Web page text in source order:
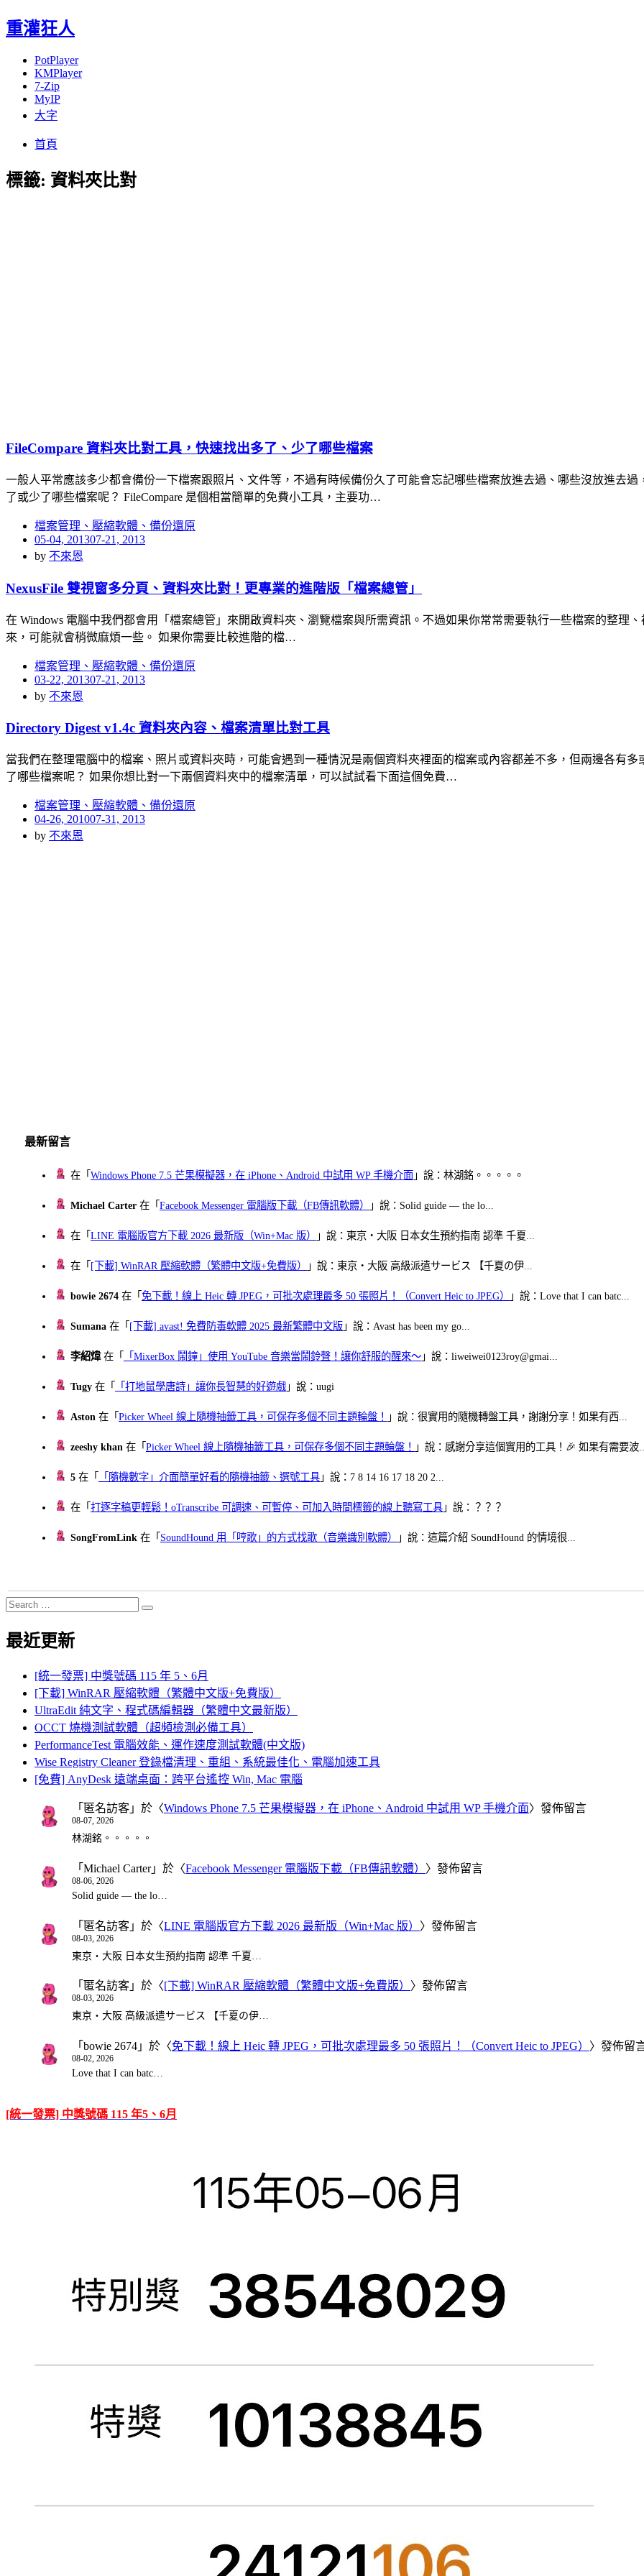
重灌狂人
PotPlayer
KMPlayer
7-Zip
MyIP
大字
首頁
標籤: 資料夾比對
FileCompare 資料夾比對工具，快速找出多了、少了哪些檔案
一般人平常應該多少都會備份一下檔案跟照片、文件等，不過有時候備份久了可能會忘記哪些檔案放進去過、哪些沒放進去
了或少了哪些檔案呢？ FileCompare 是個相當簡單的免費小工具，主要功…
檔案管理、壓縮軟體、備份還原
Posted
on
05-04, 201307-21, 2013
by 不來恩
NexusFile 雙視窗多分頁、資料夾比對！更專業的進階版「檔案總管」
在 Windows 電腦中我們都會用「檔案總管」來開啟資料夾、瀏覽檔案與所需資訊。不過如果你常常需要執行一些檔案的整理
來，可能就會稍微麻煩一些。 如果你需要比較進階的檔…
檔案管理、壓縮軟體、備份還原
Posted
on
03-22, 201307-21, 2013
by 不來恩
Directory Digest v1.4c 資料夾內容、檔案清單比對工具
當我們在整理電腦中的檔案、照片或資料夾時，可能會遇到一種情況是兩個資料夾裡面的檔案或內容都差不多，但兩邊各有
了哪些檔案呢？ 如果你想比對一下兩個資料夾中的檔案清單，可以試試看下面這個免費…
檔案管理、壓縮軟體、備份還原
Posted
on
04-26, 201007-31, 2013
by 不來恩
最新留言
在「Windows Phone 7.5 芒果模擬器，在 iPhone、Android 中試用 WP 手機介面 」說：林湖銘。。。。。
Michael Carter 在「Facebook Messenger 電腦版下載（FB傳訊軟體） 」說：Solid guide — the lo...
在「LINE 電腦版官方下載 2026 最新版（Win+Mac 版） 」說：東京・大阪 日本女生預約指南 認準 千夏...
在「 [下載] WinRAR 壓縮軟體（繁體中文版+免費版） 」說：東京・大阪 高級派遣サービス 【千夏の伊...
bowie 2674 在「免下載！線上 Heic 轉 JPEG，可批次處理最多 50 張照片！（Convert Heic to JPEG） 」說：Love that I can batc...
Sumana 在「 [下載] avast! 免費防毒軟體 2025 最新繁體中文版 」說：Avast has been my go...
李紹煒在「 「MixerBox 鬧鐘」使用 YouTube 音樂當鬧鈴聲！讓你舒服的醒來～ 」說：liweiwei0123roy@gmai...
Tugy 在「 「打地鼠學唐詩」讓你長智慧的好遊戲 」說：uugi
Aston 在「Picker Wheel 線上隨機抽籤工具，可保存多個不同主題輪盤！ 」說：很實用的隨機轉盤工具，謝謝分享！如果有西...
zeeshy khan 在「Picker Wheel 線上隨機抽籤工具，可保存多個不同主題輪盤！ 」說：感謝分享這個實用的工具！🎉 如果有需要波
5 在「 「隨機數字」介面簡單好看的隨機抽籤、選號工具 」說：7 8 14 16 17 18 20 2...
在「打逐字稿更輕鬆！oTranscribe 可調速、可暫停、可加入時間標籤的線上聽寫工具 」說：？？？
SongFromLink 在「 SoundHound 用「哼歌」的方式找歌（音樂識別軟體） 」說：這篇介紹 SoundHound 的情境很...
Search
for:
Search
最近更新
[統一發票] 中獎號碼 115 年 5、6月
[下載] WinRAR 壓縮軟體（繁體中文版+免費版）
UltraEdit 純文字、程式碼編輯器（繁體中文最新版）
OCCT 燒機測試軟體（超頻檢測必備工具）
PerformanceTest 電腦效能、運作速度測試軟體(中文版)
Wise Registry Cleaner 登錄檔清理、重組、系統最佳化、電腦加速工具
[免費] AnyDesk 遠端桌面：跨平台遙控 Win, Mac 電腦
「 匿名訪客 」於〈Windows Phone 7.5 芒果模擬器，在 iPhone、Android 中試用 WP 手機介面〉發佈留言
08-07, 2026
林湖銘。。。。。
「 Michael Carter」於〈Facebook Messenger 電腦版下載（FB傳訊軟體） 〉發佈留言
08-06, 2026
Solid guide — the lo…
「 匿名訪客 」於〈LINE 電腦版官方下載 2026 最新版（Win+Mac 版） 〉發佈留言
08-03, 2026
東京・大阪 日本女生預約指南 認準 千夏…
「 匿名訪客 」於〈[下載] WinRAR 壓縮軟體（繁體中文版+免費版） 〉發佈留言
08-03, 2026
東京・大阪 高級派遣サービス 【千夏の伊…
「 bowie 2674 」於〈免下載！線上 Heic 轉 JPEG，可批次處理最多 50 張照片！（Convert Heic to JPEG） 〉發佈留
08-02, 2026
Love that I can batc…
[統一發票] 中獎號碼 115 年5、6月